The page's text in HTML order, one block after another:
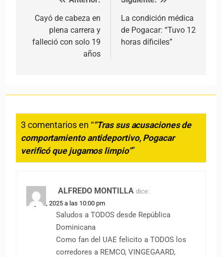
Cayó de cabeza en
plena carrera y
falleció con solo 19
años
La condición médica
de Pogacar: “Tuvo 12
horas díficiles”
3 comentarios en ““Tras sus acusaciones de
comportamiento antideportivo, Pogacar
verificó que jugamos limpio””
ALFREDO MONTILLA dice:
16 julio, 2025 a las 10:00 pm
Saludos a TODOS desde República
Dominicana
Como fan del UAE felicito a TODOS los
corredores a REMCO, VINGEGAARD,